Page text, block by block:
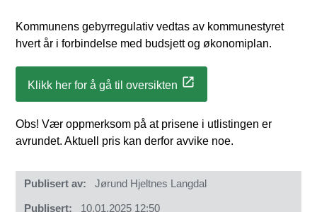
Kommunens gebyrregulativ vedtas av kommunestyret
hvert år i forbindelse med budsjett og økonomiplan.
Klikk her for å gå til oversikten
Obs! Vær oppmerksom på at prisene i utlistingen er
avrundet. Aktuell pris kan derfor avvike noe.
Publisert av Jørund Hjeltnes Langdal
Publisert 10.01.2025 12:50